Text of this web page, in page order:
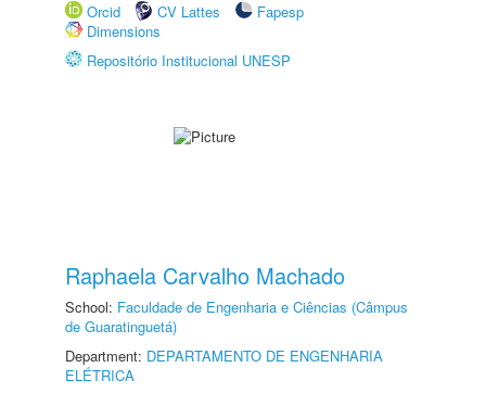
Orcid
CV Lattes
Fapesp
Dimensions
Repositório Institucional UNESP
Raphaela Carvalho Machado
School: Faculdade de Engenharia e Ciências (Câmpus
de Guaratinguetá)
Department: DEPARTAMENTO DE ENGENHARIA
ELÉTRICA